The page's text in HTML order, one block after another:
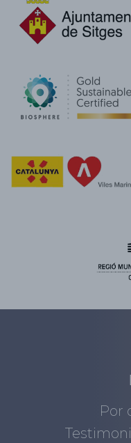
Por